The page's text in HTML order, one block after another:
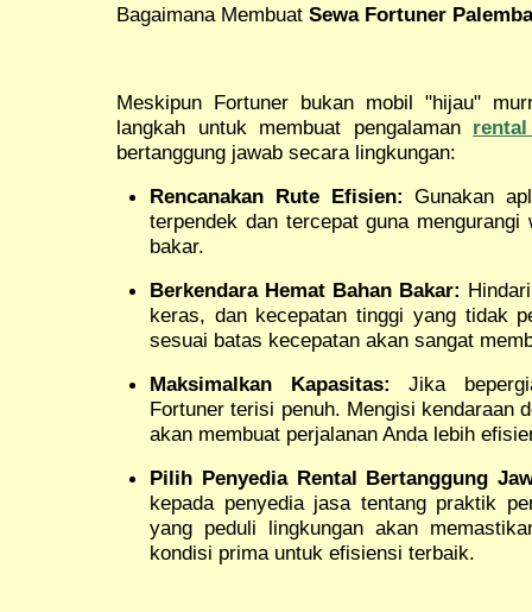
Bagaimana Membuat Sewa Fortuner
Meskipun Fortuner bukan mobil "hijau"
langkah untuk membuat pengalaman
bertanggung jawab secara lingkungan:
Rencanakan Rute Efisien: Gunakan
terpendek dan tercepat guna
bakar.
Berkendara Hemat Bahan Bakar:
keras, dan kecepatan tinggi yang tidak
sesuai batas kecepatan akan sangat
Maksimalkan Kapasitas: Jika
Fortuner terisi penuh. Mengisi kendaraan
akan membuat perjalanan Anda lebih
Pilih Penyedia Rental Bertanggung
kepada penyedia jasa tentang praktik
yang peduli lingkungan akan
kondisi prima untuk efisiensi terbaik.